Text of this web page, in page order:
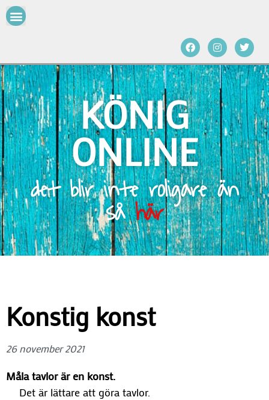
KÖNIG
ONLINE
det blir inte roligare än
såhär
Konstig konst
26 november 2021
Måla tavlor är en konst.
Det är lättare att göra tavlor.